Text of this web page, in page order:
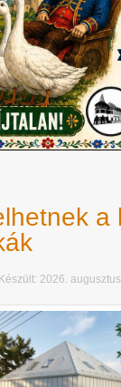
a
Készült: 2026.